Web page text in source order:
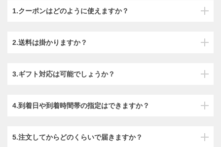
1.クーポンはどのように使えますか？
2.送料は掛かりますか？
3.ギフト対応は可能でしょうか？
4.到着日や到着時間帯の指定はできますか？
5.注文してからどのくらいで届きますか？